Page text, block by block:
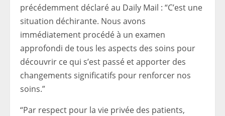
précédemment déclaré au Daily Mail : “C’est une
situation déchirante. Nous avons
immédiatement procédé à un examen
approfondi de tous les aspects des soins pour
découvrir ce qui s’est passé et apporter des
changements significatifs pour renforcer nos
soins.”
“Par respect pour la vie privée des patients,